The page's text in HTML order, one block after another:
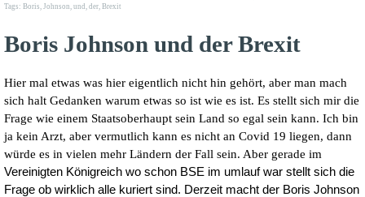
Tags: Boris, Johnson, und , der, Brexit
Boris Johnson und der Brexit
Hier mal etwas was hier eigentlich nicht hin gehört, aber man mach
sich halt Gedanken warum etwas so ist wie es ist. Es stellt sich mir die
Frage wie einem Staatsoberhaupt sein Land so egal sein kann. Ich bin
ja kein Arzt, aber vermutlich kann es nicht an Covid 19 liegen, dann
würde es in vielen mehr Ländern der Fall sein. Aber gerade im
Vereinigten Königreich wo schon BSE im umlauf war stellt sich die
Frage ob wirklich alle kuriert sind. Derzeit macht der Boris Johnson